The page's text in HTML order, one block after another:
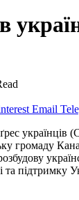
Email
українців
громаду
та підтримку